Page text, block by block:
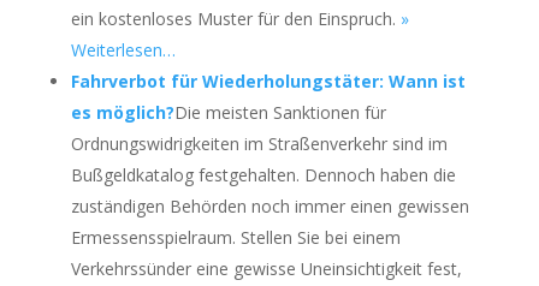
ein kostenloses Muster für den Einspruch. »
Weiterlesen…
Fahrverbot für Wiederholungstäter: Wann ist
es möglich?Die meisten Sanktionen für
Ordnungswidrigkeiten im Straßenverkehr sind im
Bußgeldkatalog festgehalten. Dennoch haben die
zuständigen Behörden noch immer einen gewissen
Ermessensspielraum. Stellen Sie bei einem
Verkehrssünder eine gewisse Uneinsichtigkeit fest,